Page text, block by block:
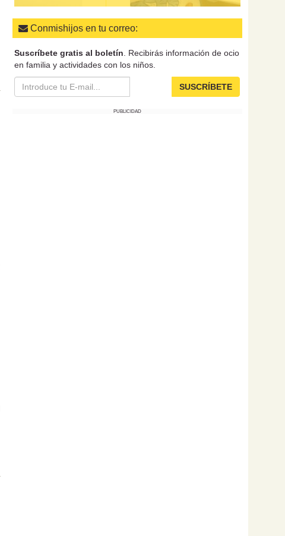
Conmishijos en tu correo:
Suscríbete gratis al boletín . Recibirás información de ocio
en familia y actividades con los niños.
SUSCRÍBETE
PUBLICIDAD